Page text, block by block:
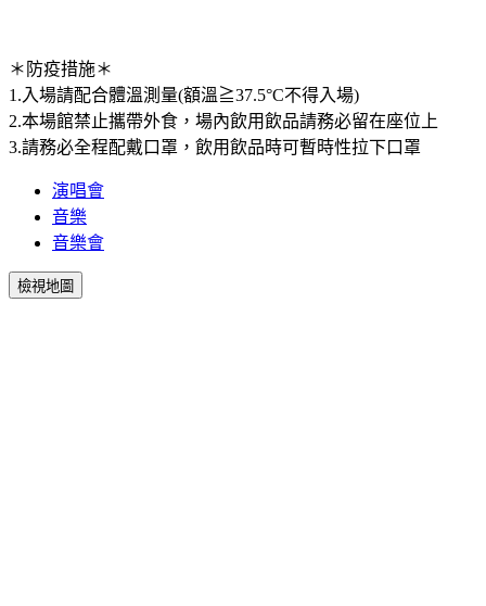
＊防疫措施＊
1.入場請配合體溫測量(額溫≧37.5°C不得入場)
2.本場館禁止攜帶外食，場內飲用飲品請務必留在座位上
3.請務必全程配戴口罩，飲用飲品時可暫時性拉下口罩
演唱會
音樂
音樂會
檢視地圖